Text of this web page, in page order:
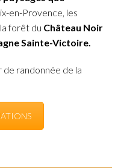
en-Provence, les
la forêt du Château Noir
Sainte-Victoire.
de randonnée de la